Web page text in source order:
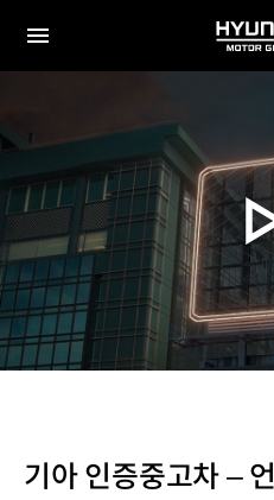
전체
MOTOR
기아 인증중고차 –